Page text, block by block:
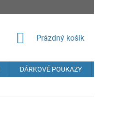
NÁKUPNÍ
Prázdný košík
DÁRKOVÉ POUKAZY